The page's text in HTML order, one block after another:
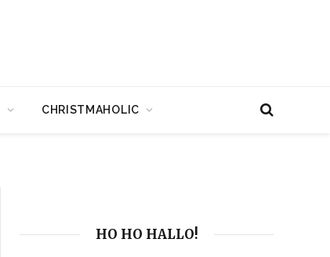
CHRISTMAHOLIC
HO HO HALLO!